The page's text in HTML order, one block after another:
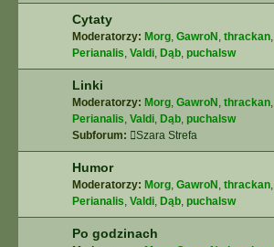
Cytaty
Moderatorzy: Morg, GawroN , thrackan,
Perianalis, Valdi, Dąb, puchalsw
Linki
Moderatorzy: Morg, GawroN , thrackan,
Perianalis, Valdi, Dąb, puchalsw
Subforum:
Szara Strefa
Humor
Moderatorzy: Morg, GawroN , thrackan,
Perianalis, Valdi, Dąb, puchalsw
Po godzinach